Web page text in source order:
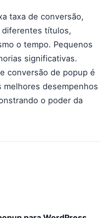
taxa de conversão,
diferentes títulos,
o tempo. Pequenos
significativas.
conversão de popup é
melhores desempenhos
o poder da